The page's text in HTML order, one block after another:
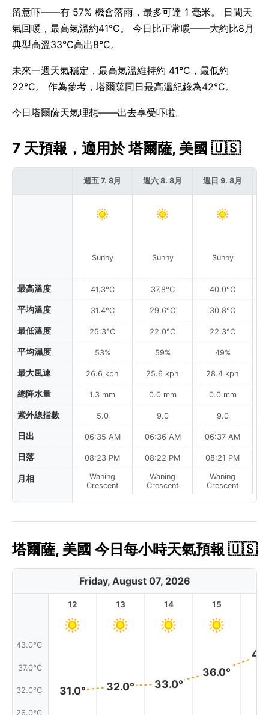
留意吓——有 57% 機會落雨，最多可達 1 毫米。 日間天
氣回暖，最高氣溫約41°C。 今日比正常暖——大約比8月
典型高溫33°C高出8°C。
未來一週天氣穩定，最高氣溫維持約 41°C，最低約
22°C。 作為參考，塔爾薩同日最高溫紀錄為42°C。
今日塔爾薩天氣理想——出去享受吓啦。
7 天預報，適用於 塔爾薩, 美國 🇺🇸
最高溫度
平均溫度
最低溫度
平均濕度
最大風速
總降水量
紫外線指數
日出
日落
月相
週五 7. 8月
Sunny
41.3°C
31.4°C
25.3°C
53%
26.6 kph
1.3 mm
5.0
06:35 AM
08:23 PM
Waning
Crescent
週六 8. 8月
Sunny
37.8°C
29.6°C
22.0°C
59%
25.6 kph
0.0 mm
9.0
06:36 AM
08:22 PM
Waning
Crescent
週日 9. 8月
Sunny
40.0°C
30.8°C
22.3°C
49%
28.4 kph
0.0 mm
9.0
06:37 AM
08:21 PM
Waning
Crescent
塔爾薩, 美國 今日每小時天氣預報 🇺🇸
Friday, August 07, 2026
43.0°C
37.0°C
32.0°C
26.0°C
12
31.0°
13
32.0°
14
33.0°
15
36.0°